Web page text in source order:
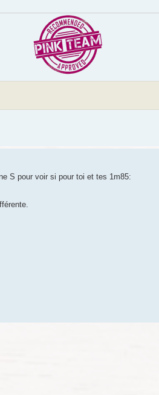
S pour voir si pour toi et tes 1m85: